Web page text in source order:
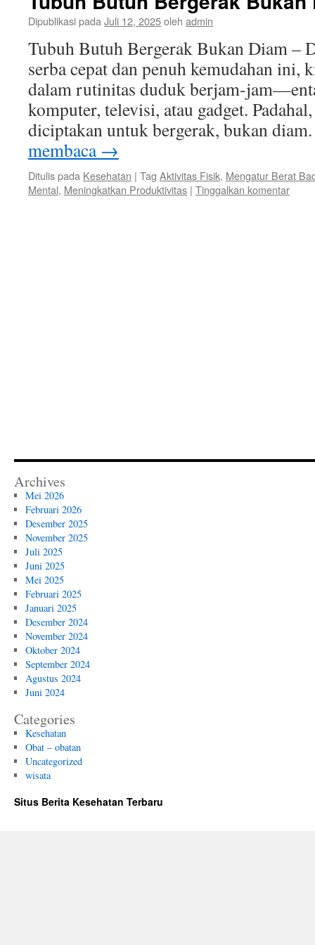
Dipublikasi pada Juli 12, 2025oleh admin
Tubuh Butuh Bergerak Bukan Diam –
serba cepat dan penuh kemudahan ini,
dalam rutinitas duduk berjam-
komputer, televisi, atau gadget.
diciptakan untuk bergerak, bukan
membaca →
Ditulis pada Kesehatan | Tag Aktivitas Fisik, Mengatur Berat
Mental, Meningkatkan Produktivitas | Tinggalkan komentar
Archives
Mei 2026
Februari 2026
Desember 2025
November 2025
Juli 2025
Juni 2025
Mei 2025
Februari 2025
Januari 2025
Desember 2024
November 2024
Oktober 2024
September 2024
Agustus 2024
Juni 2024
Categories
Kesehatan
Obat – obatan
Uncategorized
wisata
Situs Berita Kesehatan Terbaru